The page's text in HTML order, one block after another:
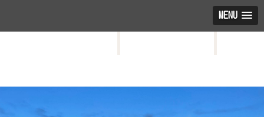
MENU